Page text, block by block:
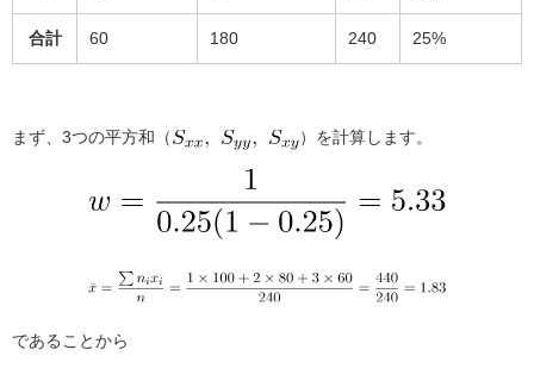
合計 60 180 240 25%
まず、3つの平方和（ ）を計算します。
であることから